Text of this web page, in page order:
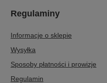
Regulaminy
Informacje o sklepie
Wysyłka
Sposoby płatności i prowizje
Regulamin